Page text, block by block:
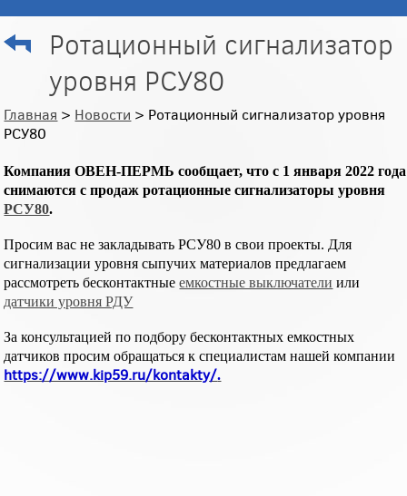
Ротационный сигнализатор
уровня РСУ80
Главная > Новости > Ротационный сигнализатор уровня
РСУ80
Компания ОВЕН-ПЕРМЬ сообщает, что с 1 января 2022 года
снимаются с продаж ротационные сигнализаторы уровня
РСУ80.
Просим вас не закладывать РСУ80 в свои проекты. Для
сигнализации уровня сыпучих материалов предлагаем
рассмотреть бесконтактныеемкостные выключатели или
датчики уровня РДУ
За консультацией по подбору бесконтактных емкостных
датчиков просим обращаться к специалистам нашей компании
https://www.kip59.ru/kontakty/​.